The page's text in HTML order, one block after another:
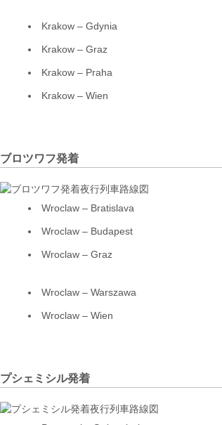
Krakow – Gdynia
Krakow – Graz
Krakow – Praha
Krakow – Wien
ブロツワフ発着
Wroclaw – Bratislava
Wroclaw – Budapest
Wroclaw – Graz
Wroclaw – Warszawa
Wroclaw – Wien
プシェミシル発着